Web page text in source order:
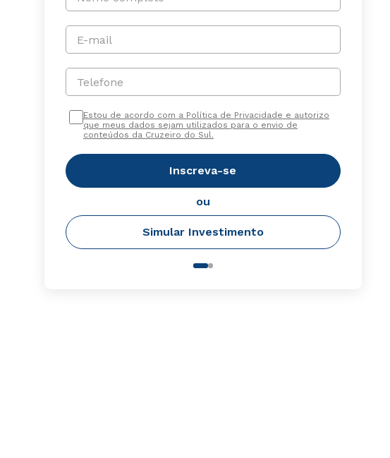
E-mail
Telefone
Estou de acordo com a Política de Privacidade e autorizo
que meus dados sejam utilizados para o envio de
conteúdos da Cruzeiro do Sul.
Inscreva-se
ou
Simular Investimento